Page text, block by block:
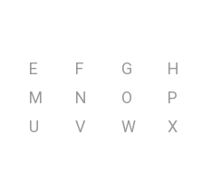
E F G
H
M N O
P
U V W
X